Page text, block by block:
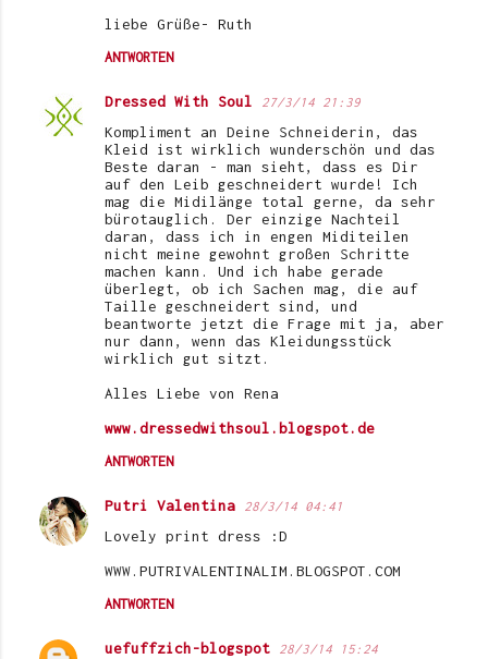
liebe Grüße- Ruth
ANTWORTEN
Dressed With Soul 27/3/14 21:39
Kompliment an Deine Schneiderin, das
Kleid ist wirklich wunderschön und das
Beste daran - man sieht, dass es Dir
auf den Leib geschneidert wurde! Ich
mag die Midilänge total gerne, da sehr
bürotauglich. Der einzige Nachteil
daran, dass ich in engen Miditeilen
nicht meine gewohnt großen Schritte
machen kann. Und ich habe gerade
überlegt, ob ich Sachen mag, die auf
Taille geschneidert sind, und
beantworte jetzt die Frage mit ja, aber
nur dann, wenn das Kleidungsstück
wirklich gut sitzt.
Alles Liebe von Rena
www.dressedwithsoul.blogspot.de
ANTWORTEN
Putri Valentina 28/3/14 04:41
Lovely print dress :D
WWW.PUTRIVALENTINALIM.BLOGSPOT.COM
ANTWORTEN
uefuffzich-blogspot 28/3/14 15:24